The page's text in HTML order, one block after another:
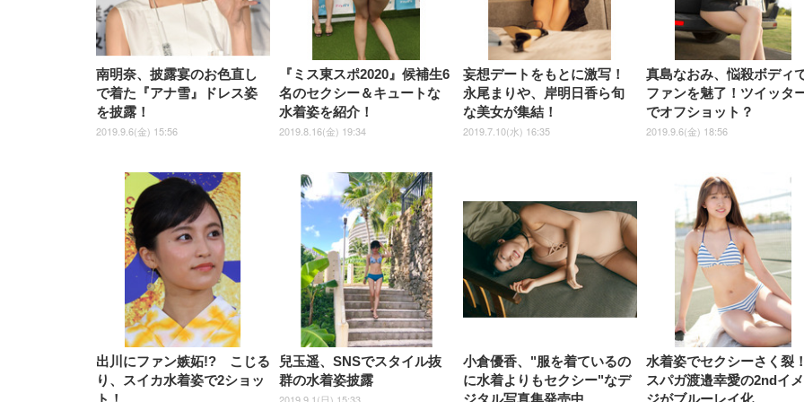
ュ ゲーミング/勉強/事務用 お
しゃれ パソコンチェア (ブラ
ゲーミング/勉強/事務用 おし
ゃれ パソコンチェア (ホワイ
ト)
南明奈、披露宴のお色直し
で着た『アナ雪』ドレス姿
を披露！
2019.9.6(金) 15:56
『ミス東スポ2020』候補生6
名のセクシー＆キュートな
水着姿を紹介！
2019.8.16(金) 19:34
妄想デートをもとに激写！
永尾まりや、岸明日香ら旬
な美女が集結！
2019.7.10(水) 16:35
真島なおみ、悩殺ボディ
ファンを魅了！ツイッタ
でオフショット？
2019.9.6(金) 18:56
出川にファン嫉妬!? こじる
り、スイカ水着姿で2ショッ
ト！
兒玉遥、SNSでスタイル抜
群の水着姿披露
2019.9.1(日) 15:33
小倉優香、"服を着ているの
に水着よりもセクシー"なデ
ジタル写真集発売中
水着姿でセクシーさく裂！
スパガ渡邉幸愛の2ndイ
ジがブルーレイ化